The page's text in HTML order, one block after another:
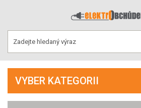
VYBER KATEGORII